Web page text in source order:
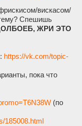
вискасом/
Спешишь
ЖРИ ЭТО
https://vk.com/topic-
пока что
(по
185008.html